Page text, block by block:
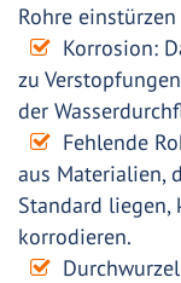
Rohre
Korrosion:
zu
der
Fehlende
aus Materialien,
Standard liegen,
korrodieren.